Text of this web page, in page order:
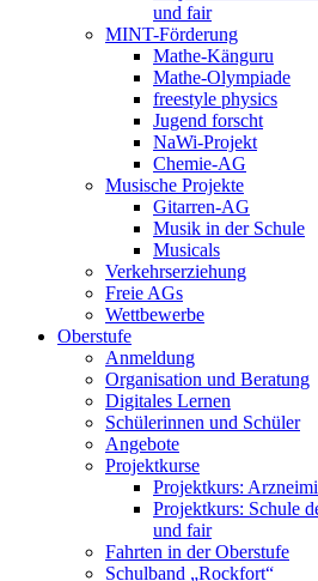
und fair
MINT-Förderung
Mathe-Känguru
Mathe-Olympiade
freestyle physics
Jugend forscht
NaWi-Projekt
Chemie-AG
Musische Projekte
Gitarren-AG
Musik in der Schule
Musicals
Verkehrserziehung
Freie AGs
Wettbewerbe
Oberstufe
Anmeldung
Organisation und Beratung
Digitales Lernen
Schülerinnen und Schüler
Angebote
Projektkurse
Projektkurs:
Projektkurs: Schule
und fair
Fahrten in der Oberstufe
Schulband „Rockfort“